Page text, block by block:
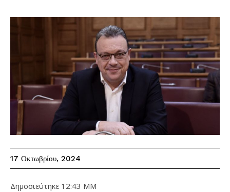
17 Οκτωβρίου, 2024
Δημοσιεύτηκε 12:43 ΜΜ